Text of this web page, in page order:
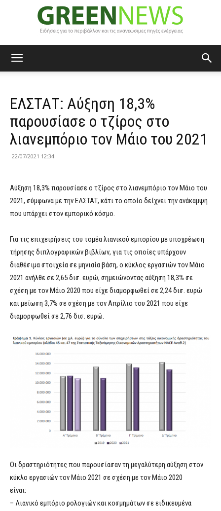
News
ΕΛΣΤΑΤ: Αύξηση 18,3%
παρουσίασε ο τζίρος στο
λιανεμπόριο τον Μάιο του 2021
22/07/2021 12:34
Αύξηση 18,3% παρουσίασε ο τζίρος στο λιανεμπόριο τον Μάιο του
2021, σύμφωνα με την ΕΛΣΤΑΤ, κάτι το οποίο δείχνει την ανάκαμψη
που υπάρχει στον εμπορικό κόσμο.
Για τις επιχειρήσεις του τομέα λιανικού εμπορίου με υποχρέωση
τήρησης διπλογραφικών βιβλίων, για τις οποίες υπάρχουν
διαθέσιμα στοιχεία σε μηνιαία βάση, ο κύκλος εργασιών τον Μάιο
2021 ανήλθε σε 2,65 δισ. ευρώ, σημειώνοντας αύξηση 18,3% σε
σχέση με τον Μάιο 2020 που είχε διαμορφωθεί σε 2,24 δισ. ευρώ
και μείωση 3,7% σε σχέση με τον Απρίλιο του 2021 που είχε
διαμορφωθεί σε 2,76 δισ. ευρώ.
Οι δραστηριότητες που παρουσίασαν τη μεγαλύτερη αύξηση στον
κύκλο εργασιών τον Μάιο 2021 σε σχέση με τον Μάιο 2020
είναι:
– Λιανικό εμπόριο ρολογιών και κοσμημάτων σε ειδικευμένα